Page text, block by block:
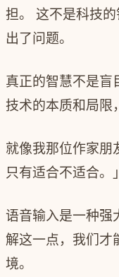
担。 这不是科技
出了问题。
真正的智慧不是盲
技术的本质和局限
就像我那位作家朋
只有适合不适合。」
语音输入是一种强
解这一点，我们才
境。